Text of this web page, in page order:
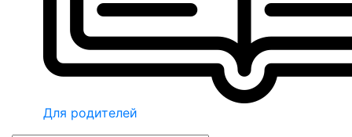
Для родителей